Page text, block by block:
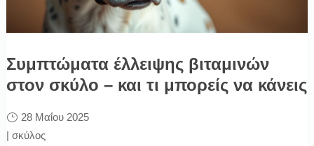
Συμπτώματα έλλειψης βιταμινών
στον σκύλο – και τι μπορείς να κάνεις
28 Μαΐου 2025
| σκύλος